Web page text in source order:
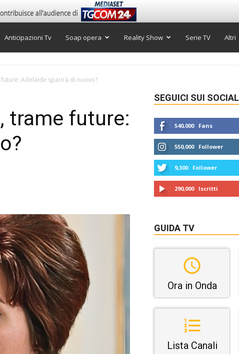
Anticipazioni Tv Soap opera Reality Show Serie TV Altri
Adelaide sparirà di nuovo?
trame future:
SEGUICI SUI SOCIAL
540,000 Fans
550,000 Follower
9,300 Follower
290,000 Iscritti
GUIDA TV
Ora in Onda
Lista Canali